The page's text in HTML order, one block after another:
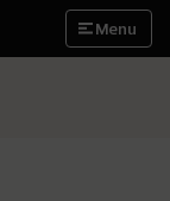
Menu